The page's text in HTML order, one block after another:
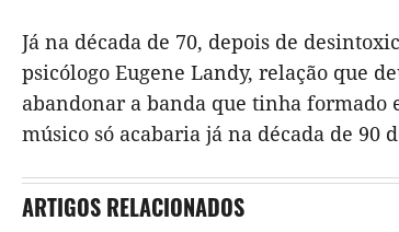
Já na década de 70, depois de
psicólogo Eugene Landy, relação que
abandonar a banda que tinha formado
músico só acabaria já na década de
ARTIGOS RELACIONADOS